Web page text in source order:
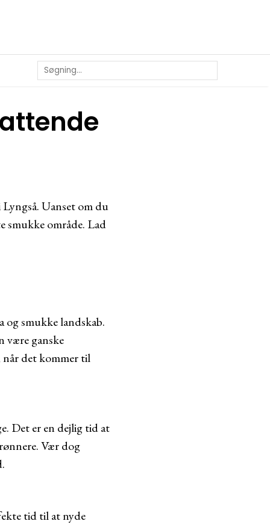
Uanset om du
smukke område. Lad
smukke landskab.
være ganske
når det kommer til
Det er en dejlig tid at
Vær dog
tid til at nyde